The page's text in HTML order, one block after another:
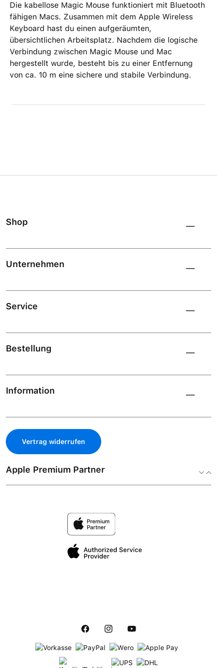
Die kabellose Magic Mouse funktioniert mit Bluetooth
fähigen Macs. Zusammen mit dem Apple Wireless
Keyboard hast du einen aufgeräumten,
übersichtlichen Arbeitsplatz. Nachdem die logische
Verbindung zwischen Magic Mouse und Mac
hergestellt wurde, besteht bis zu einer Entfernung
von ca. 10 m eine sichere und stabile Verbindung.
Shop
Unternehmen
Service
Bestellung
Information
Vertrag widerrufen
Apple Premium Partner